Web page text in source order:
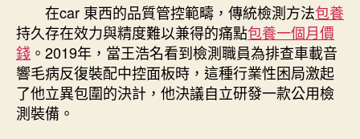
在car 東西的品質管控範疇，傳統檢測方法包養
持久存在效力與精度難以兼得的痛點包養一個月價
錢 。2019年，當王浩名看到檢測職員為排查車載音
響毛病反復裝配中控面板時，這種行業性困局激起
了他立異包圍的決計，他決議自立研發一款公用檢
測裝備。